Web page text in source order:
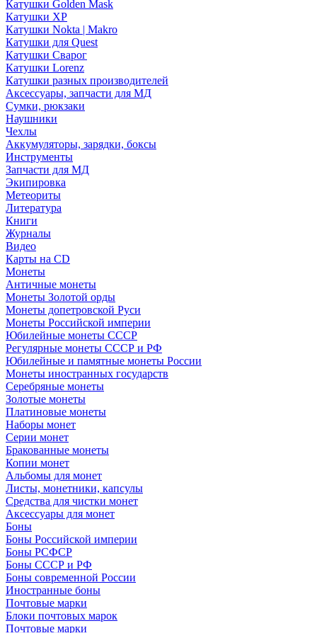
Катушки Golden Mask
Катушки XP
Катушки Nokta | Makro
Катушки для Quest
Катушки Сварог
Катушки Lorenz
Катушки разных производителей
Аксессуары, запчасти для МД
Сумки, рюкзаки
Наушники
Чехлы
Аккумуляторы, зарядки, боксы
Инструменты
Запчасти для МД
Экипировка
Метеориты
Литература
Книги
Журналы
Видео
Карты на CD
Монеты
Античные монеты
Монеты Золотой орды
Монеты допетровской Руси
Монеты Российской империи
Юбилейные монеты СССР
Регулярные монеты СССР и РФ
Юбилейные и памятные монеты России
Монеты иностранных государств
Серебряные монеты
Золотые монеты
Платиновые монеты
Наборы монет
Серии монет
Бракованные монеты
Копии монет
Альбомы для монет
Листы, монетники, капсулы
Средства для чистки монет
Аксессуары для монет
Боны
Боны Российской империи
Боны РСФСР
Боны СССР и РФ
Боны современной России
Иностранные боны
Почтовые марки
Блоки почтовых марок
Почтовые марки